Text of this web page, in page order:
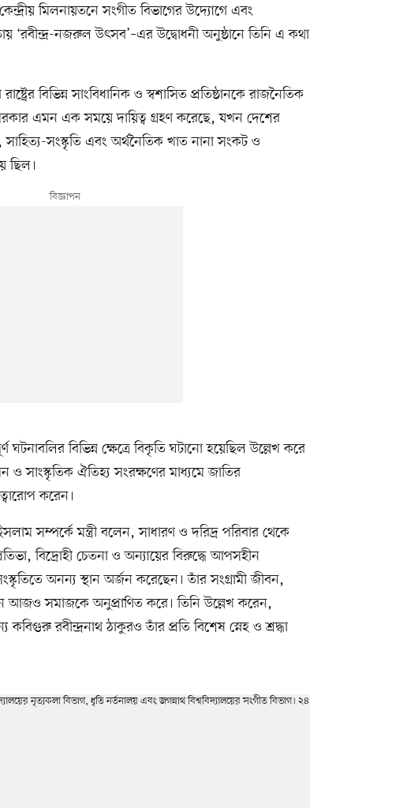
মিলনায়তনে সংগীত বিভাগের উদ্যোগে এবং
‘রবীন্দ্র-নজরুল উৎসব’–এর উদ্বোধনী অনুষ্ঠানে তিনি এ কথা
বিভিন্ন সাংবিধানিক ও স্বশাসিত প্রতিষ্ঠানকে রাজনৈতিক
এমন এক সময়ে দায়িত্ব গ্রহণ করেছে, যখন দেশের
সাহিত্য-সংস্কৃতি এবং অর্থনৈতিক খাত নানা সংকট ও
ছিল।
ঘটনাবলির বিভিন্ন ক্ষেত্রে বিকৃতি ঘটানো হয়েছিল উল্লেখ করে
ও সাংস্কৃতিক ঐতিহ্য সংরক্ষণের মাধ্যমে জাতির
করেন।
সম্পর্কে মন্ত্রী বলেন, সাধারণ ও দরিদ্র পরিবার থেকে
বিদ্রোহী চেতনা ও অন্যায়ের বিরুদ্ধে আপসহীন
অনন্য স্থান অর্জন করেছেন। তাঁর সংগ্রামী জীবন,
আজও সমাজকে অনুপ্রাণিত করে। তিনি উল্লেখ করেন,
রবীন্দ্রনাথ ঠাকুরও তাঁর প্রতি বিশেষ স্নেহ ও শ্রদ্ধা